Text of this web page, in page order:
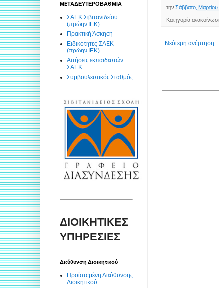
την Σάββατο,
Κατηγορία
Νεότερη ανάρτηση
ΜΕΤΑΔΕΥΤΕΡΟΒΑΘΜΙΑ
ΣΑΕΚ Σιβιτανιδείου
(πρώην ΙΕΚ)
Πρακτική Άσκηση
Ειδικότητες ΣΑΕΚ
(πρώην ΙΕΚ)
Αιτήσεις εκπαιδευτών
ΣΑΕΚ
Συμβουλευτικός Σταθμός
ΔΙΟΙΚΗΤΙΚΕΣ
ΥΠΗΡΕΣΙΕΣ
Διεύθυνση Διοικητικού
Προϊσταμένη Διεύθυνσης
Διοικητικού